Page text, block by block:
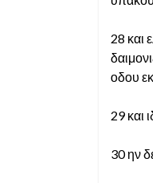
28 και
οδου
29 και
30 ην